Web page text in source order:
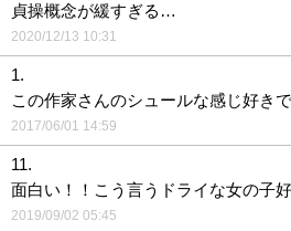
貞操概念が緩すぎる…
2020/12/13 10:31
1.
この作家さんのシュールな感じ好きで
2017/06/01 14:59
11.
面白い！！こう言うドライな女の子好
2019/09/02 05:45